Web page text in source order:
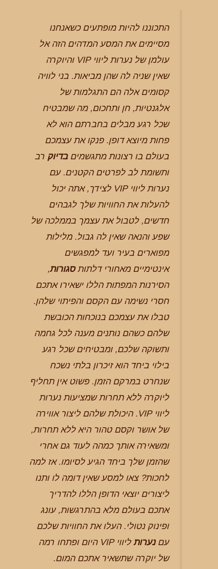
התכוננו להיות מופתעים כשאנחנו
מסיימים את המסע המדהים הזה אל
עולמן של נערות ליווי VIP והיוקרה
שאין שניה לה שהן מביאות. בני לוויה
קסומים אלה הם התגלמות של
אלגנטיות, חן ותחכום, מה שמבטיח
שכל רגע מבלים בחברתם הוא לא
פחות מיוצא דופן. פנקו את עצמכם
בעולם בו רצונות מתגשמיםבדיוק רב
ותשומת לב לפרטים הקטנים. עם
נערות ליווי VIP לצידך, אתה יכול
להעלות את החוויות שלך לגבהים
חדשים, לטבול את עצמך בממלכה של
שפע והנאה שאין לה גבול. מלילות
מפוארים בעיר ועד למפגשים
אינטימיים מאחורי דלתותסגורות,
הסירנות המפתות הללו ישאירו אתכם
חסרי נשימה עם הקסם והפיתוי שלהן.
טבלו את עצמכם בנוכחות הכובשת
שלהם כשהם נותנים מענה לכל גחמה
ותשוקה שלכם, ומבטיחים שכל רגע
בילוי ביחד הוא זיכרון בלתי נשכח
שנחרט במרקם הזמן. פשוט אין תחליף
ליוקרה ללא תחרות שמציעות נערות
ליווי VIP. היכולת שלהם ליצור אווירה
של אושר וקסם טהור היא ללא תחרות,
ומשאירה אותך כמהה לעוד גם אחרי
שהזמן שלך ביחד הגיע לסיומו. אז למה
לחכות? צאו למסע שאין דומה לו ותנו
ליצורים יוצאי הדופן הללו להדריך
אתכם בעולם מלא בהתרגשות, עונג
ופינוק נטולי. העלו את החוויות שלכם
עםנערות
ליווי VIP היום ופתחו רמה
של יוקרה שתשאיר אתכם המום.